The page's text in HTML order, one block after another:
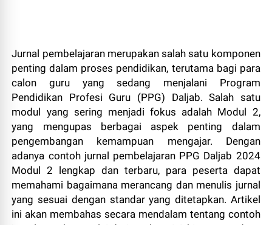
Jurnal pembelajaran merupakan salah satu komponen
penting dalam proses pendidikan, terutama bagi para
calon guru yang sedang menjalani Program
Pendidikan Profesi Guru (PPG) Daljab. Salah satu
modul yang sering menjadi fokus adalah Modul 2,
yang mengupas berbagai aspek penting dalam
pengembangan kemampuan mengajar. Dengan
adanya contoh jurnal pembelajaran PPG Daljab 2024
Modul 2 lengkap dan terbaru, para peserta dapat
memahami bagaimana merancang dan menulis jurnal
yang sesuai dengan standar yang ditetapkan. Artikel
ini akan membahas secara mendalam tentang contoh